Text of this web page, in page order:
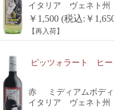
イタリア ヴェネト州
￥1,500 (税込:￥
【再入荷】
ピッツォラート ヒ
赤
ミディアムボディ
イタリア ヴェネト州